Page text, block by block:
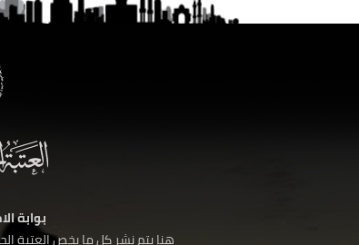
بوابة
هنا يتم نشر كل ما يخص العتبة